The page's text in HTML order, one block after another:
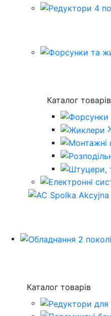
Каталог товарів
Каталог товарів